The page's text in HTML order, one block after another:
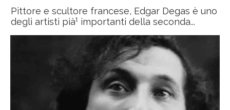
Pittore e scultore francese, Edgar Degas è uno
degli artisti pià¹ importanti della seconda...